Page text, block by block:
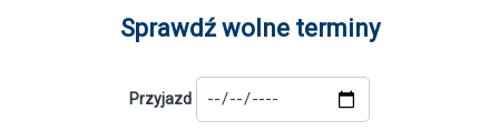
Sprawdź wolne terminy
Przyjazd